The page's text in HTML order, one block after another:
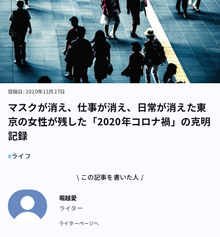
マスクが消え、仕事が消え、日常が消えた――東
京の女性が残した「2020年コロナ禍」の克明
記録
投稿日: 2020年12月27日
ライフ
\ この記事を書いた人 /
堀越愛
ライター
ライターページへ